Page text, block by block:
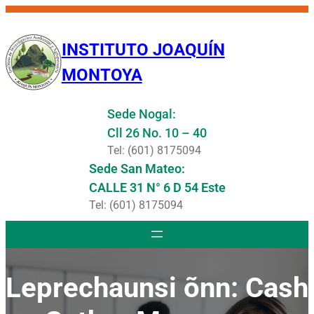
Saltar
contenido
INSTITUTO JOAQUÍN
MONTOYA
Sede Nogal:
Cll 26 No. 10 – 40
Tel: (601) 8175094
Sede San Mateo:
CALLE 31 N° 6 D 54 Este
Tel: (601) 8175094
Leprechaunsi õnn: Cash